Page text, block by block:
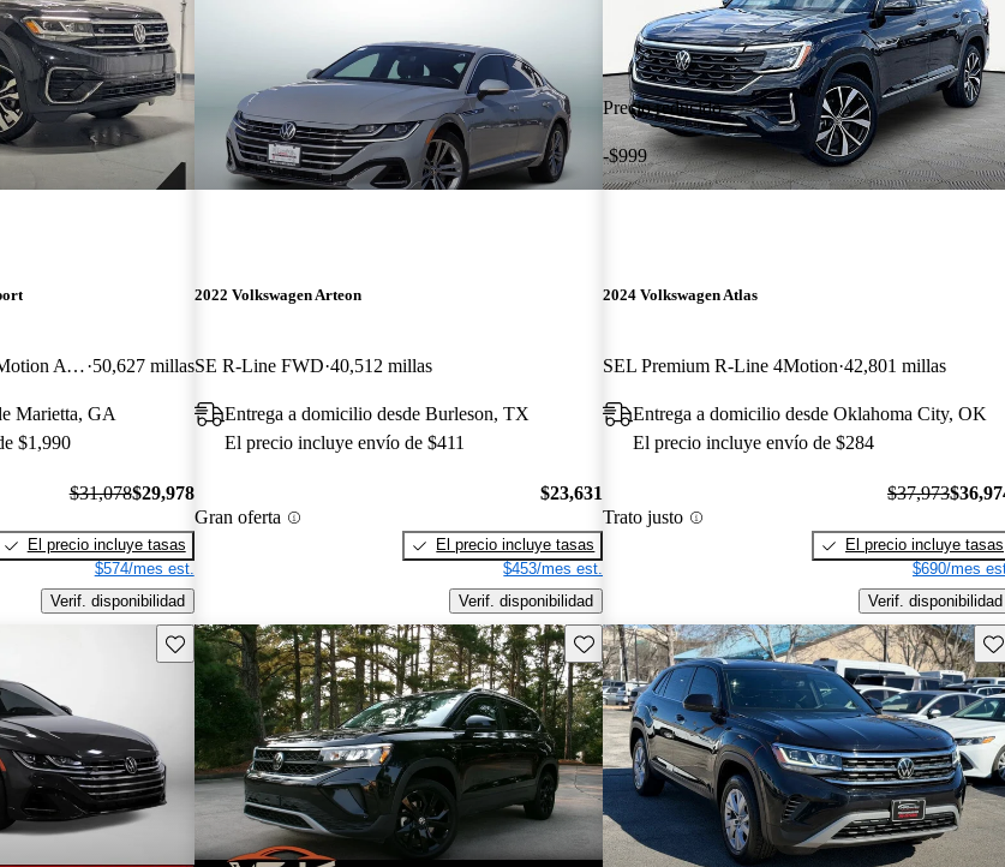
V6 SEL Premium R-Line 4Motion AWD 50,627 millas
Marietta, GA
$1,990
$31,078$29,978
El precio incluye tasas
$574/mes est.
Verif. disponibilidad
2022 Volkswagen Arteon
SE R-Line FWD 40,512 millas
Entrega a domicilio desde Burleson, TX
El precio incluye envío de $411
Gran oferta
$23,631
El precio incluye tasas
$453/mes est.
Verif. disponibilidad
Precio reducido
-$999
2024 Volkswagen Atlas
SEL Premium R-Line 4Motion 42,801 millas
Entrega a domicilio desde Oklahoma City, OK
El precio incluye envío de $284
Trato justo
$37,973
El precio incluye tasas
$690/mes
Verif. disponibilidad
Guarda este Aviso Guarda este Aviso